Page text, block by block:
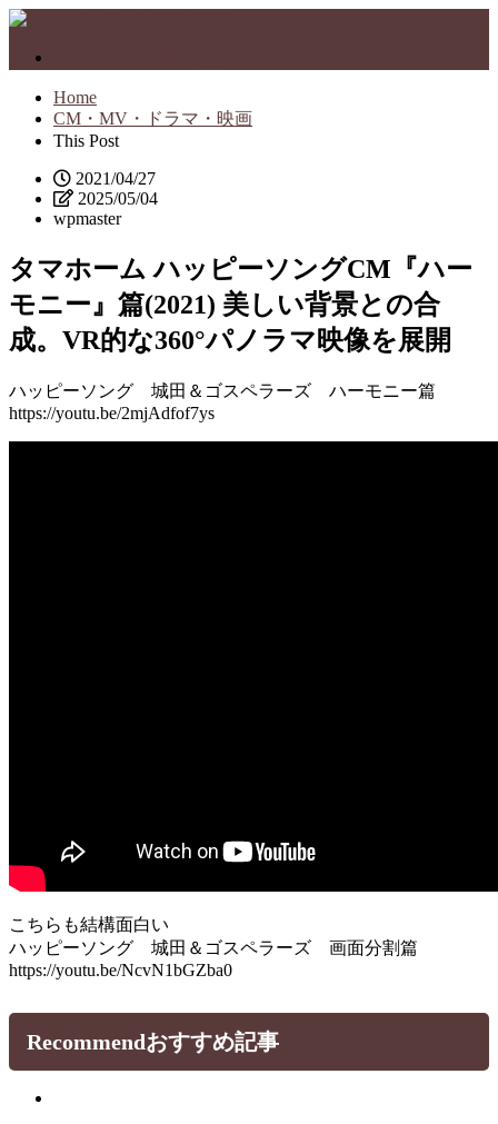
Home
CM・MV・ドラマ・映画
This Post
2021/04/27
2025/05/04
wpmaster
タマホーム ハッピーソングCM『ハー
モニー』篇(2021) 美しい背景との合
成。VR的な360°パノラマ映像を展開
ハッピーソング 城田＆ゴスペラーズ ハーモニー篇
https://youtu.be/2mjAdfof7ys
こちらも結構面白い
ハッピーソング 城田＆ゴスペラーズ 画面分割篇
https://youtu.be/NcvN1bGZba0
Recommendおすすめ記事